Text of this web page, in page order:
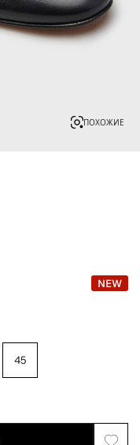
ПОХОЖИЕ
NEW
45